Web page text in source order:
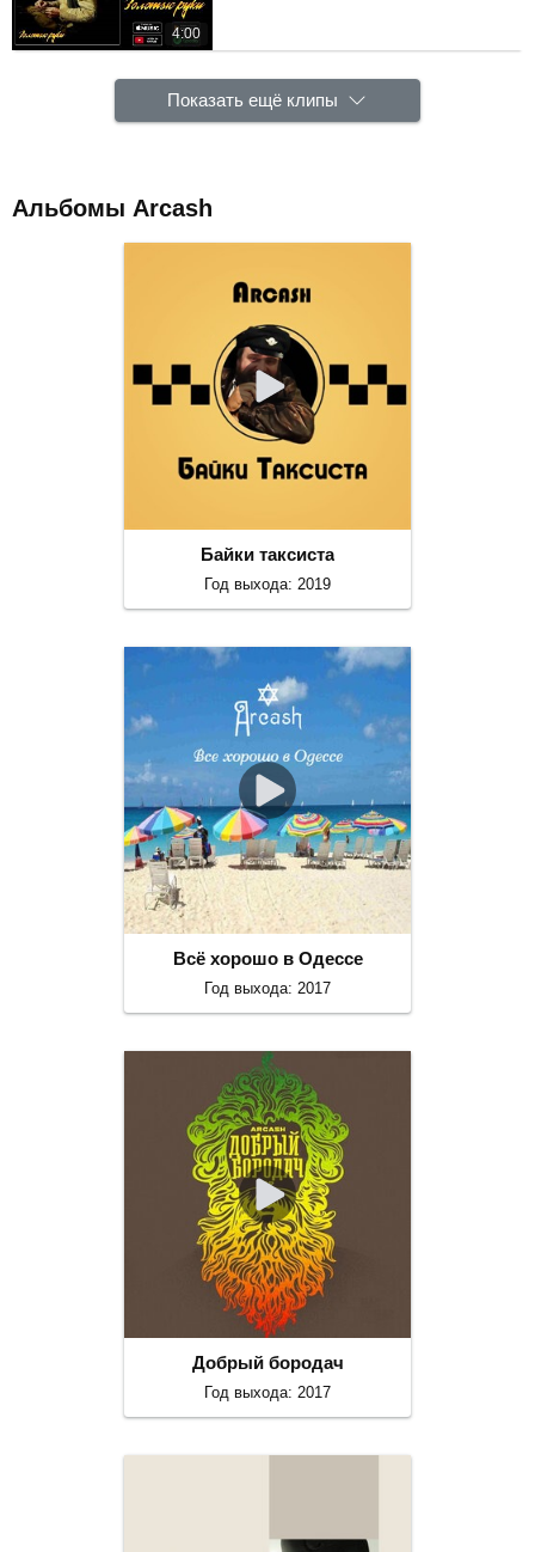
4:00
Показать ещё клипы
Альбомы Arcash
Байки таксиста
Год выхода: 2019
Всё хорошо в Одессе
Год выхода: 2017
Добрый бородач
Год выхода: 2017